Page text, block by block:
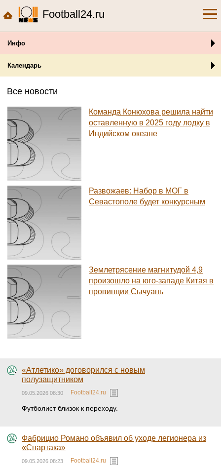
Football24.ru
Инфо
Календарь
Все новости
Команда Конюхова решила найти
оставленную в 2025 году лодку в
Индийском океане
Развожаев: Набор в МОГ в
Севастополе будет конкурсным
Землетрясение магнитудой 4,9
произошло на юго-западе Китая в
провинции Сычуань
«Атлетико» договорился с новым
полузащитником
09.05.2026 08:30 Football24.ru
Футболист близок к переходу.
Фабрицио Романо объявил об уходе легионера из
«Спартака»
09.05.2026 08:23 Football24.ru